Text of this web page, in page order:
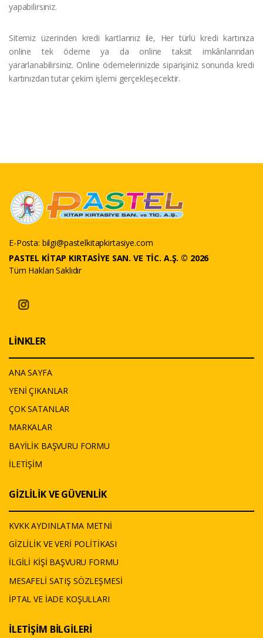
yapabilirsiniz.
Sitemiz üzerinden kredi kartlarınız ile, Her türlü kredi kartınıza
online tek ödeme ya da online taksit imkânlarından
yararlanabilirsiniz. Online ödemelerinizde siparişiniz sonunda kredi
kartınızdan tutar çekim işlemi gerçekleşecektir.
E-Posta: bilgi@pastelkitapkirtasiye.com
PASTEL KİTAP KIRTASİYE SAN. VE TİC. A.Ş. © 2026
Tüm Hakları Saklıdır
LİNKLER
ANA SAYFA
YENİ ÇIKANLAR
ÇOK SATANLAR
MARKALAR
BAYİLİK BAŞVURU FORMU
İLETİŞİM
GİZLİLİK VE GÜVENLİK
KVKK AYDINLATMA METNİ
GİZLİLİK VE VERİ POLİTİKASI
İLGİLİ KİŞİ BAŞVURU FORMU
MESAFELİ SATIŞ SÖZLEŞMESİ
İPTAL VE İADE KOŞULLARI
İLETİŞİM BİLGİLERİ